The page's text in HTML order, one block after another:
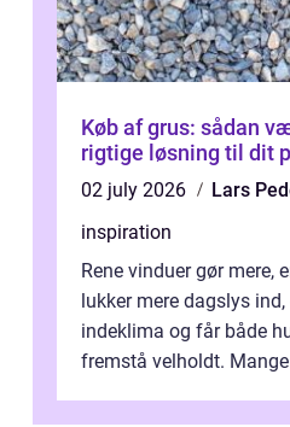
Køb af grus: sådan
rigtige løsning til dit
02 july 2026
Lars
inspiration
Rene vinduer gør mere,
lukker mere dagslys
indeklima og får både
fremstå velholdt.